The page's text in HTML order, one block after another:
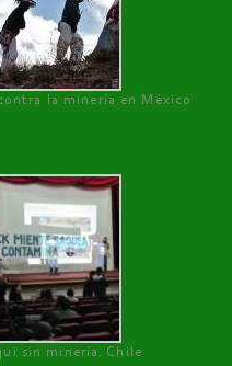
la minería en México
sin minería. Chile